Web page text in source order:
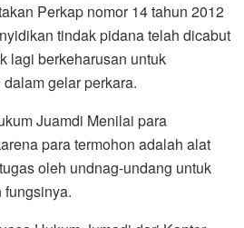
Perkap nomor 14 tahun 2012
tindak pidana telah dicabut
lagi berkeharusan untuk
gelar perkara.
Juamdi Menilai para
para termohon adalah alat
oleh undnag-undang untuk
fungsinya.